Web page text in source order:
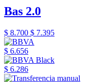
Bas 2.0
$ 8.700 $ 7.395
$ 6.656
$ 6.286